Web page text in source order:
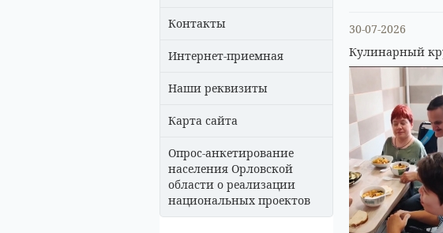
Контакты
Интернет-приемная
Наши реквизиты
Карта сайта
Опрос-анкетирование
населения Орловской
области о реализации
национальных проектов
30-07-2026
Кулинарный